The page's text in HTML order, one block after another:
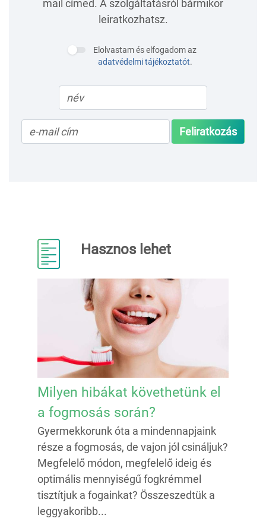
mail címed. A szolgáltatásról bármikor
leiratkozhatsz.
Elolvastam és elfogadom az
adatvédelmi tájékoztatót.
Feliratkozás
Hasznos lehet
Milyen hibákat követhetünk el
a fogmosás során?
Gyermekkorunk óta a mindennapjaink
része a fogmosás, de vajon jól csináljuk?
Megfelelő módon, megfelelő ideig és
optimális mennyiségű fogkrémmel
tisztítjuk a fogainkat? Összeszedtük a
leggyakoribb...